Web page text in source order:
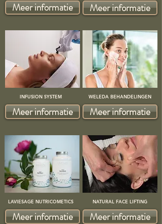
Meer informatie Meer informatie
INFUSION SYSTEM WELEDA BEHANDELINGEN
Meer informatie Meer informatie
LAVIESAGE NUTRICOMETICS NATURAL FACE LIFTING
Meer informatie Meer informatie